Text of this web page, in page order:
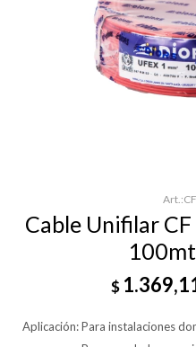
Cable Unifilar
$
Aplicación: Para instalaciones